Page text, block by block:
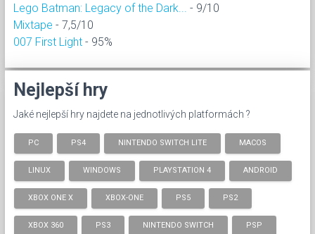
Lego Batman: Legacy of the Dark...
- 9/10
Mixtape - 7,5/10
007 First Light - 95%
Nejlepší hry
Jaké nejlepší hry najdete na jednotlivých platformách ?
PC PS4 NINTENDO SWITCH LITE MACOS
LINUX WINDOWS PLAYSTATION 4 ANDROID
XBOX ONE X XBOX-ONE PS5 PS2
XBOX 360 PS3 NINTENDO SWITCH PSP